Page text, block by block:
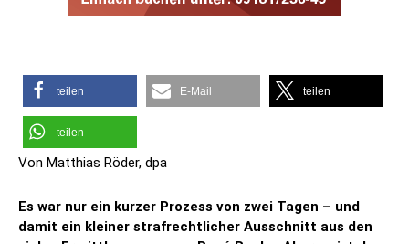
teilen E-Mail teilen
teilen
Von Matthias Röder, dpa
Es war nur ein kurzer Prozess von zwei Tagen – und
damit ein kleiner strafrechtlicher Ausschnitt aus den